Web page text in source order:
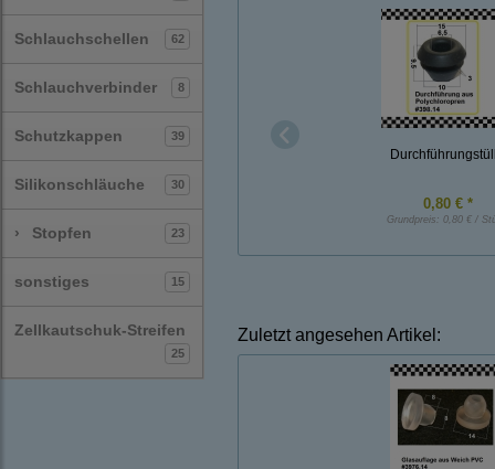
Schlauchschellen 62
Schlauchverbinder 8
Schutzkappen 39
Silikonschläuche 30
› Stopfen 23
sonstiges 15
Zellkautschuk-Streifen
25
0,80 € *
Grundpreis: 0,80 € /
Zuletzt angesehen Artikel: